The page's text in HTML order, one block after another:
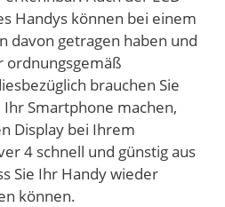
Handys können bei einem
davon getragen haben und
ordnungsgemäß
brauchen Sie
Smartphone machen,
Display bei Ihrem
4 schnell und günstig aus
Sie Ihr Handy wieder
können.